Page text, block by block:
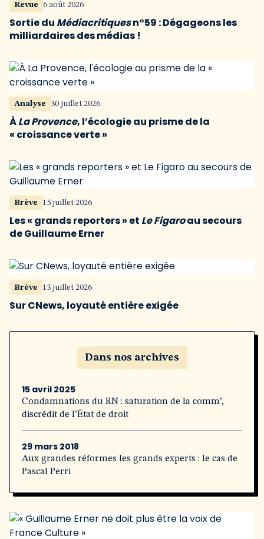
Revue 6 août 2026
Sortie du Médiacritiquesn°59 : Dégageons les
milliardaires des médias !
Analyse 30 juillet 2026
ÀLa Provence, l’écologie au prisme de la
« croissance verte »
Brève 15 juillet 2026
Les « grands reporters » et Le Figaroau secours
de Guillaume Erner
Brève 13 juillet 2026
Sur CNews, loyauté entière exigée
Dans nos archives
15 avril 2025
Condamnations du RN : saturation de la comm’,
discrédit de l’État de droit
29 mars 2018
Aux grandes réformes les grands experts : le cas de
Pascal Perri